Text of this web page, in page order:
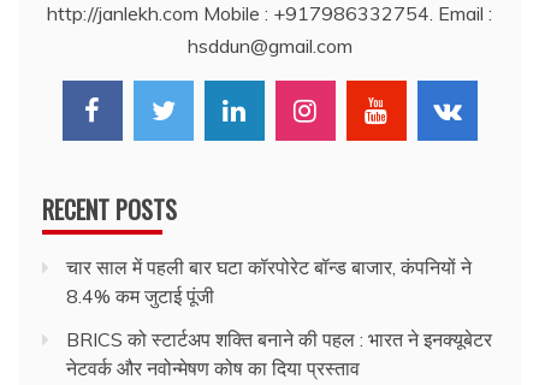
http://janlekh.com Mobile : +917986332754. Email :
hsddun@gmail.com
RECENT POSTS
चार साल में पहली बार घटा कॉरपोरेट बॉन्ड बाजार, कंपनियों ने
8.4% कम जुटाई पूंजी
BRICS को स्टार्टअप शक्ति बनाने की पहल : भारत ने इनक्यूबेटर
नेटवर्क और नवोन्मेषण कोष का दिया प्रस्ताव